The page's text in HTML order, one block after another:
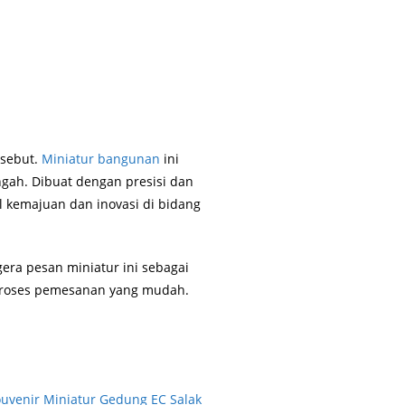
Miniatur bangunan ini
Dibuat dengan presisi dan
dan inovasi di bidang
pesan miniatur ini sebagai
pemesanan yang mudah.